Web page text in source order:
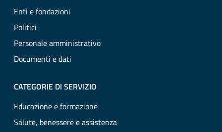
Enti e fondazioni
Politici
Personale amministrativo
Documenti e dati
CATEGORIE DI SERVIZIO
Educazione e formazione
Salute, benessere e assistenza